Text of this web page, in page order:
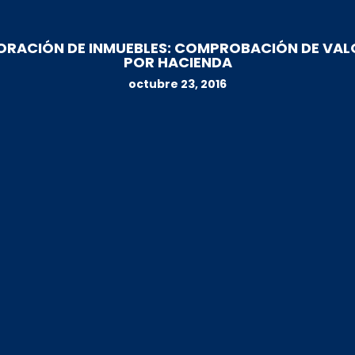
DE INMUEBLES: COMPROBACIÓN DE
POR HACIENDA
octubre 23, 2016